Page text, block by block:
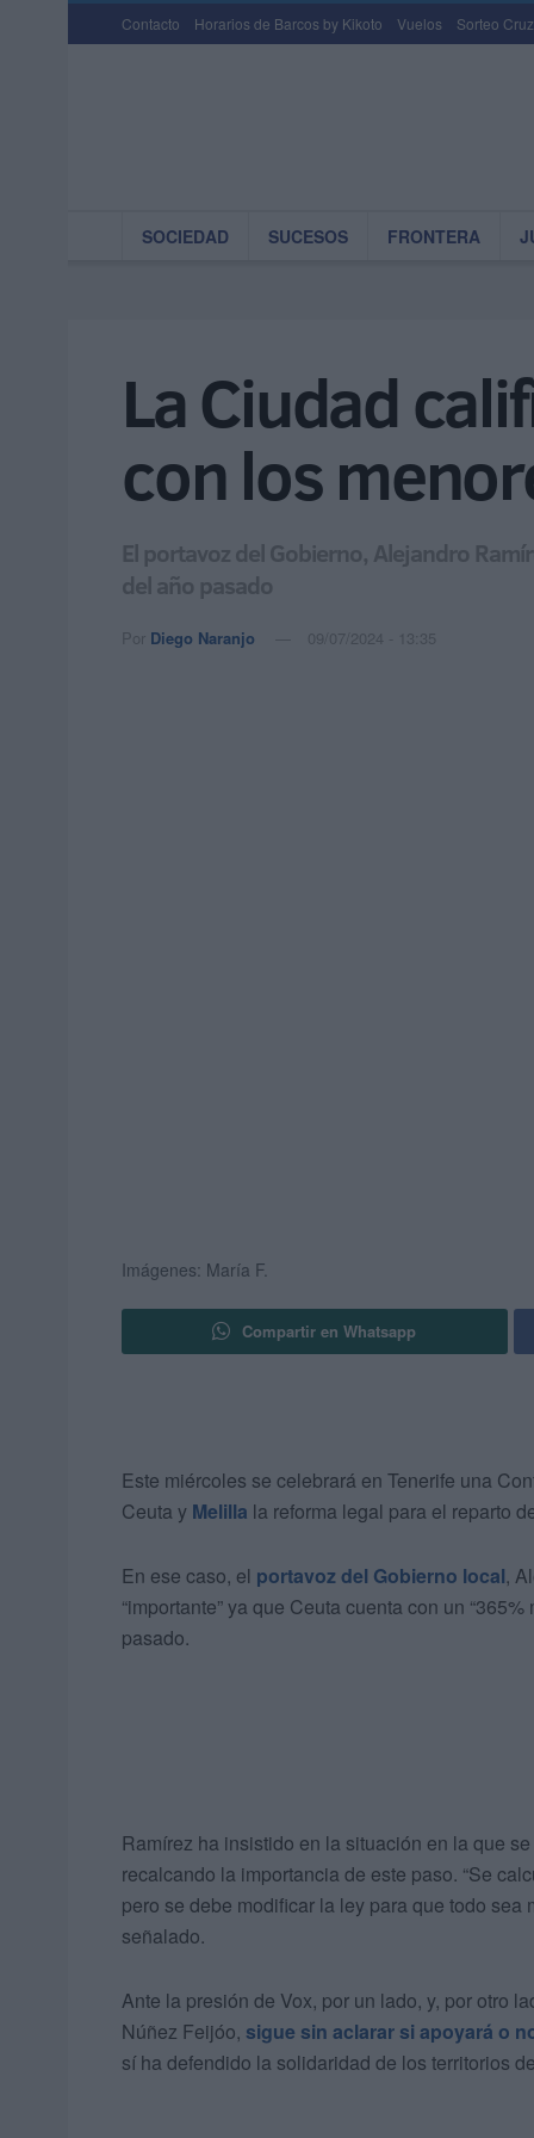
Contacto Horarios de Barcos by Kikoto Vuelos Sorteo
SOCIEDAD SUCESOS FRONTERA
La Ciudad
con los
El portavoz del Gobierno, Alejandro
del año pasado
Por Diego Naranjo 09/07/2024 - 13:35
Imágenes: María F.
Compartir en Whatsapp
Este miércoles se celebrará en Tenerife una
Ceuta y Melilla la reforma legal para el reparto
En ese caso, el portavoz del Gobierno local,
“importante” ya que Ceuta cuenta con un
pasado.
Ramírez ha insistido en la situación en la que
recalcando la importancia de este paso. “Se
pero se debe modificar la ley para que todo sea
señalado.
Ante la presión de Vox, por un lado, y, por otro
Núñez Feijóo, sigue sin aclarar si apoyará o
sí ha defendido la solidaridad de los territorios